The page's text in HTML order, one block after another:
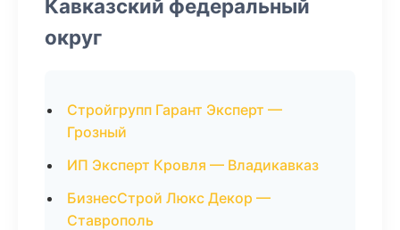
Кавказский федеральный
округ
Стройгрупп Гарант Эксперт —
Грозный
ИП Эксперт Кровля — Владикавказ
БизнесСтрой Люкс Декор —
Ставрополь